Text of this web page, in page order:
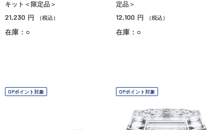
キット＜限定品＞
21,230 円 （税込）
在庫：○
定品＞
12,100 円 （税込）
在庫：○
OPポイント対象 OPポイント対象